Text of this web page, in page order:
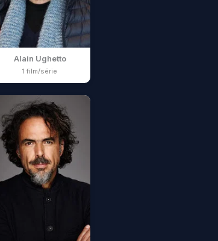
Alain Ughetto
1 film/série